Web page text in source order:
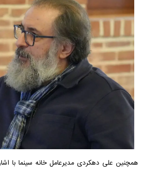
همچنین علی دهکردی مدیرعامل خانه سینما با